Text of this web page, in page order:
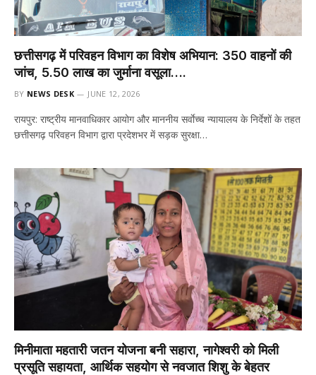
छत्तीसगढ़ में परिवहन विभाग का विशेष अभियान: 350 वाहनों की
जांच, 5.50 लाख का जुर्माना वसूला….
BY NEWS DESK JUNE 12, 2026
रायपुर: राष्ट्रीय मानवाधिकार आयोग और माननीय सर्वाेच्च न्यायालय के निर्देशों के तहत
छत्तीसगढ़ परिवहन विभाग द्वारा प्रदेशभर में सड़क सुरक्षा…
मिनीमाता महतारी जतन योजना बनी सहारा, नागेश्वरी को मिली
प्रसूति सहायता, आर्थिक सहयोग से नवजात शिशु के बेहतर